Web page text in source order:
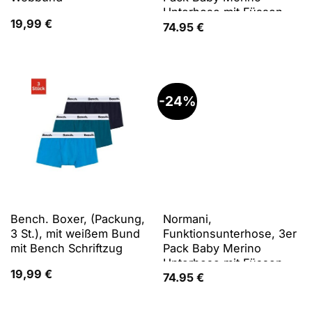
19,99 €
Unterhose mit Füssen -
9543 (62), Rosa, Grau,
74.95 €
Bench. Boxer, (Packung,
3 St.), mit weißem Bund
mit Bench Schriftzug
19,99 €
-24%
Normani,
Funktionsunterhose, 3er
Pack Baby Merino
Unterhose mit Füssen -
9543 (62), Beige,
74.95 €